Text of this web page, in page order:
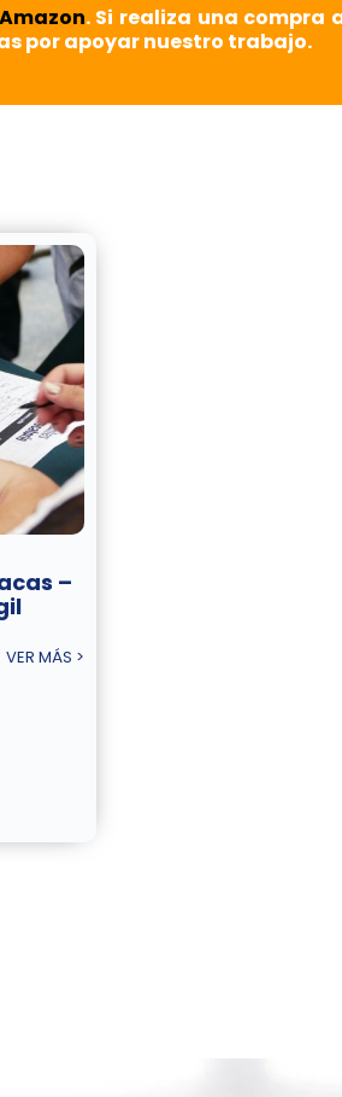
Amazon. Si realiza una compra
por apoyar nuestro trabajo.
–
VER MÁS >